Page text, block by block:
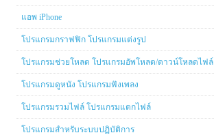
แอพ iPhone
โปรแกรมกราฟฟิก โปรแกรมแต่งรูป
โปรแกรมช่วยโหลด โปรแกรมอัพโหลด/ดาวน์โหลดไฟล์
โปรแกรมดูหนัง โปรแกรมฟังเพลง
โปรแกรมรวมไฟล์ โปรแกรมแตกไฟล์
โปรแกรมสำหรับระบบปฏิบัติการ